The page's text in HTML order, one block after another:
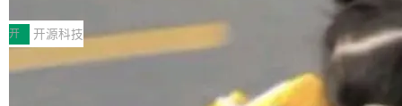
不完。」5T 来自免费额度，3T 来自 Go...
ve JH71XX 的设备，例如 VisionFive 2、PINE
64 STAR64，以及 QEMU。 增强了对 POSIX.1
-2024 和 C23 编程接口标准的兼容性。 compat
_linux(8) 增强了对 Linux 系统调用的支持，包
案
享会在上海举办。鸿蒙生态的全场景智慧营销平
台鲸鸿动能协同华为游戏中心，面向游戏行业开
发者及生态伙伴，系统呈现了平台在游戏领域的
完整能力版图——从IAP高价值用户的全周期经
开 开源科技
技嘉X3D系列再添新成员 B850 AORU
面向AMD Ryzen X3D处理器玩家，技嘉X3D系